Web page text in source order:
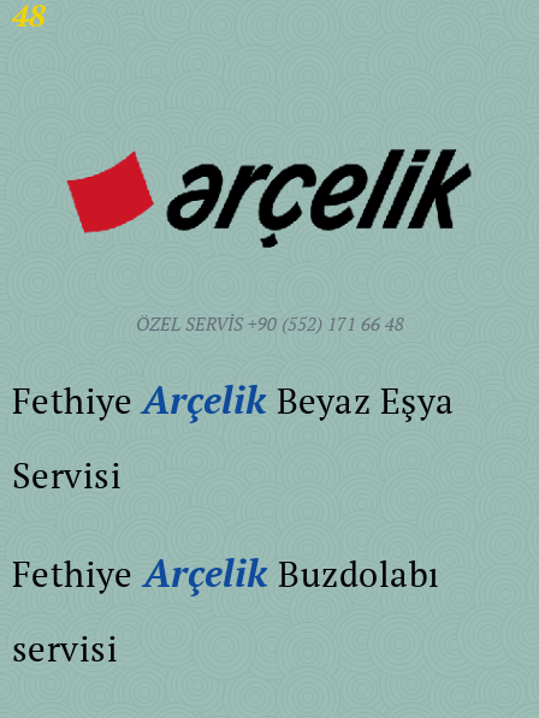
48
ÖZEL SERVİS +90 (552) 171 66 48
FethiyeArçelik Beyaz Eşya
Servisi
Fethiye ArçelikBuzdolabı
servisi